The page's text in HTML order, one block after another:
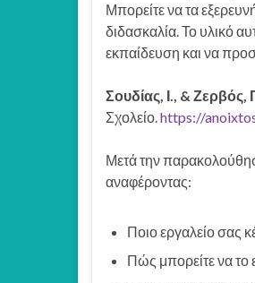
Μπορείτε να τα
διδασκαλία. Το υλικό
εκπαίδευση και να
Σουδίας, Ι., & Ζερβός,
Σχολείο.https://
Μετά την
αναφέροντας:
Ποιο εργαλείο σας
Πώς μπορείτε να το